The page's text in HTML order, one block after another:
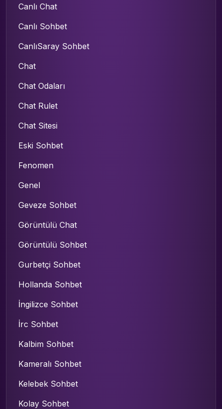
Canlı Chat
Canlı Sohbet
CanlıSaray Sohbet
Chat
Chat Odaları
Chat Rulet
Chat Sitesi
Eski Sohbet
Fenomen
Genel
Geveze Sohbet
Görüntülü Chat
Görüntülü Sohbet
Gurbetçi Sohbet
Hollanda Sohbet
İngilizce Sohbet
İrc Sohbet
Kalbim Sohbet
Kameralı Sohbet
Kelebek Sohbet
Kolay Sohbet